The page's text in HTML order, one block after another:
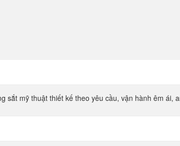
sắt mỹ thuật thiết kế theo yêu cầu, vận hành êm